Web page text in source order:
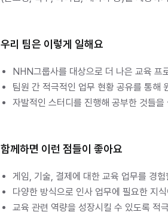
우리 팀은 이렇게 일해요
NHN그룹사를 대상으로 더 나은 교육 프
팀원 간 적극적인 업무 현황 공유를 통해
자발적인 스터디를 진행해 공부한 것들을
함께하면 이런 점들이 좋아요
게임, 기술, 결제에 대한 교육 업무를 경
다양한 방식으로 인사 업무에 필요한 지
교육 관련 역량을 성장시킬 수 있도록 적